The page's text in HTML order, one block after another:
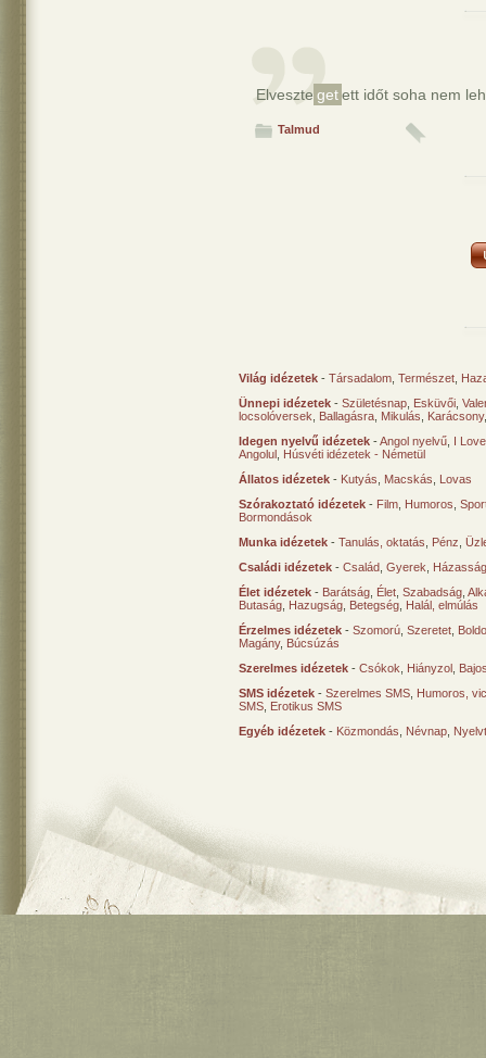
Elveszte getett időt soha nem
Talmud
Világ idézetek - Társadalom Természet
Ünnepi idézetek - Születésnap Esküvői
locsolóversek
Ballagásra Mikulás Karácsony
Idegen nyelvű idézetek -Angol nyelvű I
Angolul Húsvéti idézetek - Németül
Állatos idézetek - Kutyás Macskás
Lovas
Szórakoztató idézetek - Film Humoros
Bormondások
Munka idézetek - Tanulás, oktatás Pénz
Családi idézetek - Család Gyerek
Élet idézetek - Barátság Élet Szabadság
Butaság Hazugság Betegség Halál, elmúlás
Érzelmes idézetek - Szomorú Szeretet
Magány, Búcsúzás
Szerelmes idézetek - Csókok Hiányzol
SMS idézetek - Szerelmes SMS Humoros,
SMS Erotikus SMS
Egyéb idézetek - Közmondás Névnap